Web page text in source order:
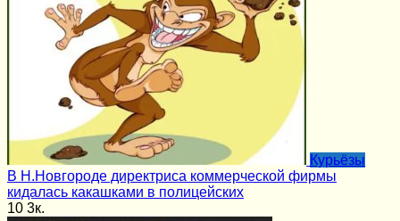
Курьёзы
В Н.Новгороде директриса коммерческой фирмы
кидалась какашками в полицейских
10 3к.